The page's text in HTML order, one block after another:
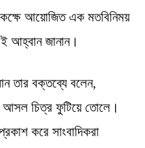
আয়োজিত এক মতবিনিময়
আহ্বান জানান।
তার বক্তব্যে বলেন,
আসল চিত্র ফুটিয়ে তোলে।
করে সাংবাদিকরা